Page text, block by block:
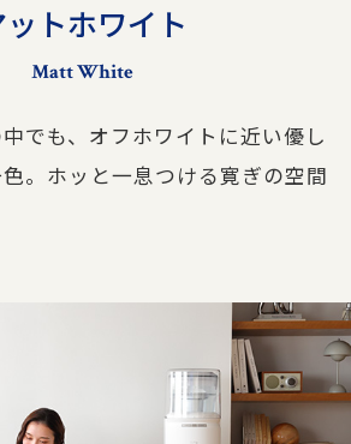
ットホワイト
Matt White
でも、オフホワイトに近い優し
。ホッと一息つける寛ぎの空間